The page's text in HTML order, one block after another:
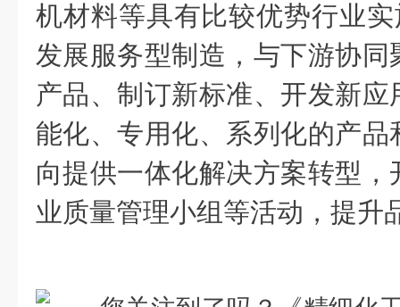
机材料等具有比较优势行业实
发展服务型制造，与下游协
产品、制订新标准、开发新
能化、专用化、系列化的产
向提供一体化解决方案转型
业质量管理小组等活动，提升